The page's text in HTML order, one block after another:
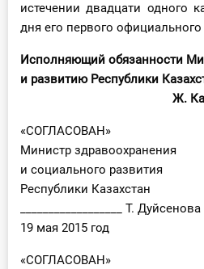
истечении двадцати одного
дня его первого
Исполняющий обязанности
и развитию
Ж.
«СОГЛАСОВАН»
Министр здравоохранения
и социального развития
Республики Казахстан
__________________ Т. Дуйсенова
19 мая 2015 год
«СОГЛАСОВАН»